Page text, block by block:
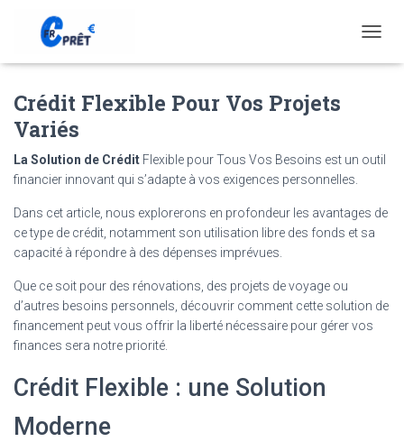
O
A
G
A
N
Crédit Flexible Pour Vos Projets
Variés
La Solution de Crédit Flexible pour Tous Vos Besoins est un outil
financier innovant qui s’adapte à vos exigences personnelles.
Dans cet article, nous explorerons en profondeur les avantages de
ce type de crédit, notamment son utilisation libre des fonds et sa
capacité à répondre à des dépenses imprévues.
Que ce soit pour des rénovations, des projets de voyage ou
d’autres besoins personnels, découvrir comment cette solution de
financement peut vous offrir la liberté nécessaire pour gérer vos
finances sera notre priorité.
Crédit Flexible : une Solution
Moderne